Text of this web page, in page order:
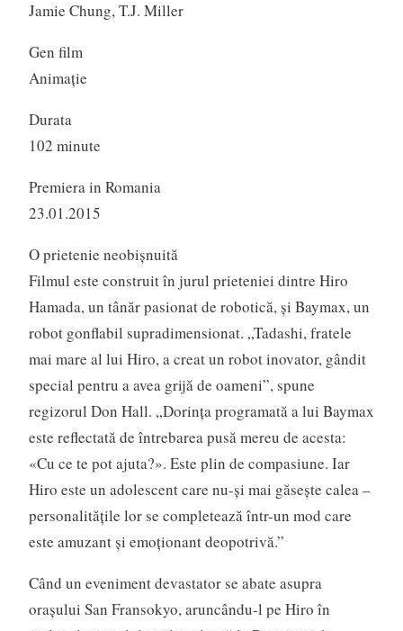
Jamie Chung, T.J. Miller
Gen film
Animaţie
Durata
102 minute
Premiera in Romania
23.01.2015
O prietenie neobişnuită
Filmul este construit în jurul prieteniei dintre Hiro
Hamada, un tânăr pasionat de robotică, şi Baymax, un
robot gonflabil supradimensionat. „Tadashi, fratele
mai mare al lui Hiro, a creat un robot inovator, gândit
special pentru a avea grijă de oameni”, spune
regizorul Don Hall. „Dorinţa programată a lui Baymax
este reflectată de întrebarea pusă mereu de acesta:
«Cu ce te pot ajuta?». Este plin de compasiune. Iar
Hiro este un adolescent care nu-şi mai găseşte calea –
personalităţile lor se completează într-un mod care
este amuzant şi emoţionant deopotrivă.”
Când un eveniment devastator se abate asupra
oraşului San Fransokyo, aruncându-l pe Hiro în